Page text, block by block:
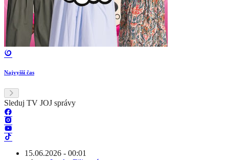
Najvyšší čas
Sleduj TV JOJ správy
15.06.2026 - 00:01